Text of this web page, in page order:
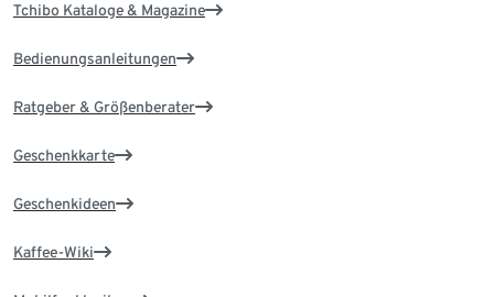
Tchibo Kataloge & Magazine
Bedienungsanleitungen
Ratgeber & Größenberater
Geschenkkarte
Geschenkideen
Kaffee-Wiki